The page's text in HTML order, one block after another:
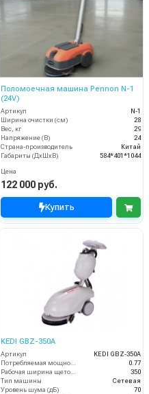
Поломоечная машина Pennon N-1
(24V)
Артикул
N-1
Ширина очистки (см)
28
Вес, кг
29
Напряжение (В)
24
Страна-производитель
Китай
Габариты (ДхШхВ)
584*401*1044
Цена
122 000 руб.
Купить
KEDI GBZ-350A
Артикул
KEDI GBZ-350A
0.77
350
Тип машины
Сетевая
Уровень шума (дБ)
70